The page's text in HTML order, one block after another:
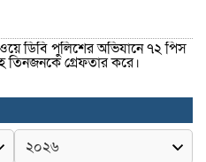
ডিবি পুলিশের অভিযানে ৭২ পিস
তিনজনকে গ্রেফতার করে।
হলো রানীশংকৈল উপজেলা মডেল